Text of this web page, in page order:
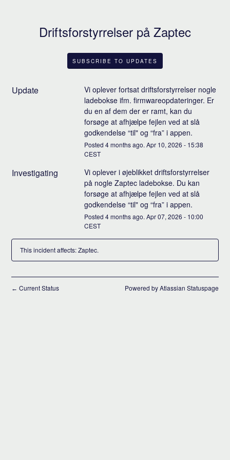
Driftsforstyrrelser på Zaptec
SUBSCRIBE TO UPDATES
Update
Vi oplever fortsat driftsforstyrrelser nogle
ladebokse ifm. firmwareopdateringer. Er
du en af dem der er ramt, kan du
forsøge at afhjælpe fejlen ved at slå
godkendelse “til" og “fra” i appen.
Posted 4months ago. Apr 10, 2026 - 15:38
CEST
Investigating
Vi oplever i øjeblikket driftsforstyrrelser
på nogle Zaptec ladebokse. Du kan
forsøge at afhjælpe fejlen ved at slå
godkendelse “til" og “fra” i appen.
Posted 4months ago. Apr07, 2026 - 10:00
CEST
This incident affects: Zaptec.
← Current Status Powered by Atlassian Statuspage